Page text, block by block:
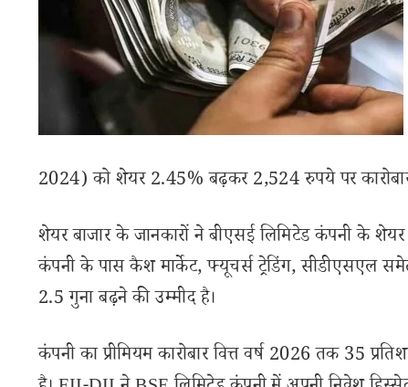
2024) को शेयर 2.45% बढ़कर 2,524 रुपये पर कारोबार
शेयर बाजार के जानकारों ने बीएसई लिमिटेड कंपनी के
कंपनी के पास कैश मार्केट, फ्यूचर्स ट्रेडिंग, सीडीएसएल
2.5 गुना बढ़ने की उम्मीद है।
कंपनी का प्रीमियम कारोबार वित्त वर्ष 2026 तक 35